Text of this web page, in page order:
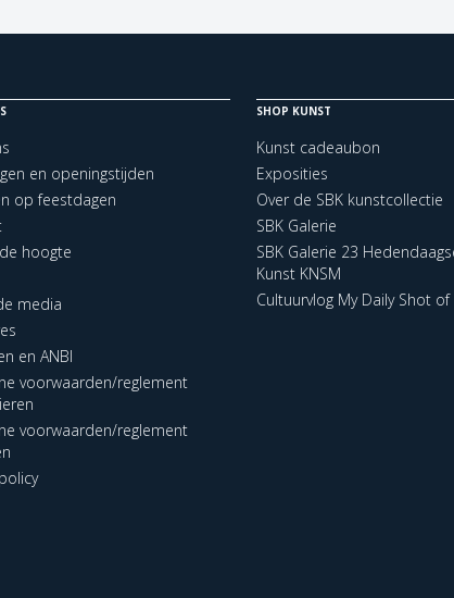
en openingstijden
op feestdagen
hoogte
media
en ANBI
voorwaarden/reglement
voorwaarden/reglement
SHOP KUNST
Kunst cadeaubon
Exposities
Over de SBK kunstcollectie
SBK Galerie
SBK Galerie 23
Kunst KNSM
Cultuurvlog My Daily Shot of